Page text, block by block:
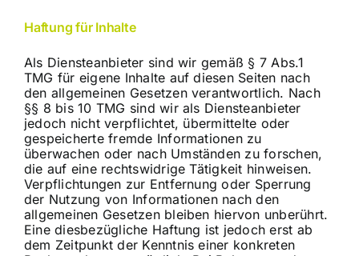
Haftung für Inhalte
Als Diensteanbieter sind wir gemäß § 7 Abs.1
TMG für eigene Inhalte auf diesen Seiten nach
den allgemeinen Gesetzen verantwortlich. Nach
§§ 8 bis 10 TMG sind wir als Diensteanbieter
jedoch nicht verpflichtet, übermittelte oder
gespeicherte fremde Informationen zu
überwachen oder nach Umständen zu forschen,
die auf eine rechtswidrige Tätigkeit hinweisen.
Verpflichtungen zur Entfernung oder Sperrung
der Nutzung von Informationen nach den
allgemeinen Gesetzen bleiben hiervon unberührt.
Eine diesbezügliche Haftung ist jedoch erst ab
dem Zeitpunkt der Kenntnis einer konkreten